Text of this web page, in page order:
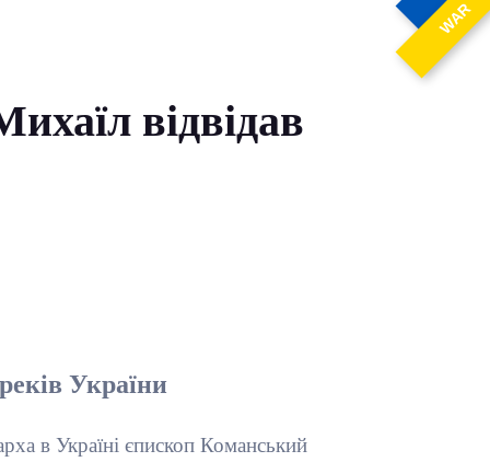
WAR
відвідав
України
в Україні єпископ Команський